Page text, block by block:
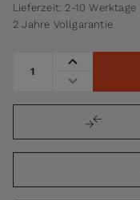
Lieferzeit: 2-10 Werktage
2 Jahre Vollgarantie